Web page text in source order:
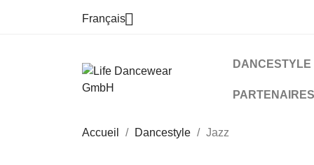
Français
DANCESTYLE
PARTENAIRES
Accueil Dancestyle Jazz